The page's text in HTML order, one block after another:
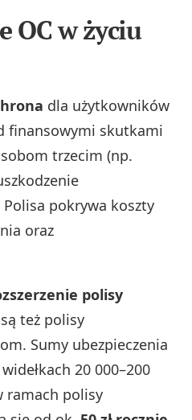
OC w życiu
dla użytkowników
finansowymi skutkami
trzecim (np.
pokrywa koszty
oraz
polisy
też polisy
Sumy ubezpieczenia
20 000–200
ramach polisy